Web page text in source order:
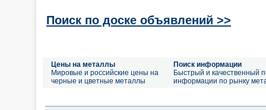
Поиск по доске объявлений >>
Цены на металлы
Мировые и российские цены на
черные и цветные металлы
Поиск информации
Быстрый и качественный
информации по рынку